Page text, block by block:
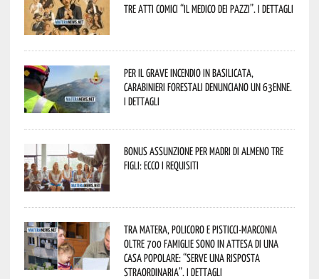
tre atti comici “Il medico dei pazzi”. I dettagli
Per il grave incendio in Basilicata,
Carabinieri forestali denunciano un 63enne.
I dettagli
Bonus assunzione per madri di almeno tre
figli: ecco i requisiti
Tra Matera, Policoro e Pisticci-Marconia
oltre 700 famiglie sono in attesa di una
casa popolare: “serve una risposta
straordinaria”. I dettagli